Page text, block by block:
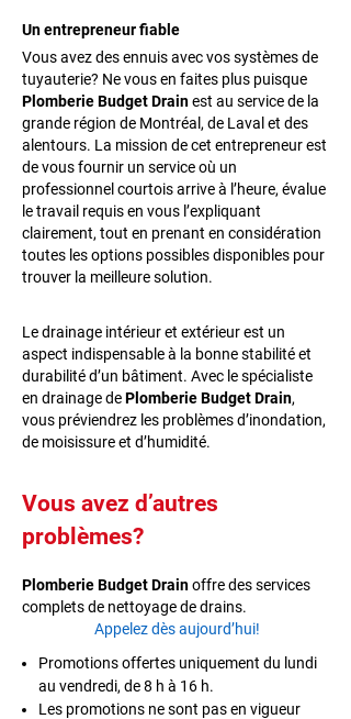
Un entrepreneur fiable
Vous avez des ennuis avec vos systèmes de
tuyauterie? Ne vous en faites plus puisque
Plomberie Budget Drainest au service de la
grande région de Montréal, de Laval et des
alentours. La mission de cet entrepreneur est
de vous fournir un service où un
professionnel courtois arrive à l’heure, évalue
le travail requis en vous l’expliquant
clairement, tout en prenant en considération
toutes les options possibles disponibles pour
trouver la meilleure solution.
Le drainage intérieur et extérieur est un
aspect indispensable à la bonne stabilité et
durabilité d’un bâtiment. Avec le spécialiste
en drainage dePlomberie Budget Drain,
vous préviendrez les problèmes d’inondation,
de moisissure et d’humidité.
Vous avez d’autres
problèmes?
Plomberie Budget Drainoffre des services
complets de nettoyage de drains.
Appelez dès aujourd’hui!
Promotions offertes uniquement du lundi
au vendredi, de 8 h à 16 h.
Les promotions ne sont pas en vigueur